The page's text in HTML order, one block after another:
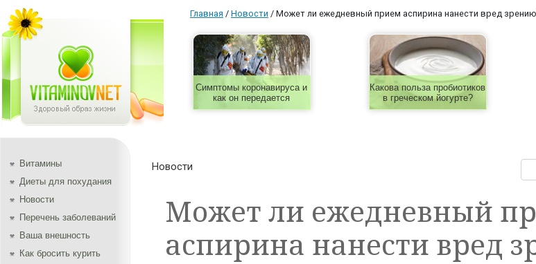
Главная / Новости / Может ли ежедневный прием аспирина нанести вред
Симптомы коронавируса и
как он передается
Какова польза пробиотиков
в греческом йогурте?
Витамины
Диеты для похудания
Новости
Перечень заболеваний
Ваша внешность
Как бросить курить
Новости
Может ли ежедневный
аспирина нанести вред